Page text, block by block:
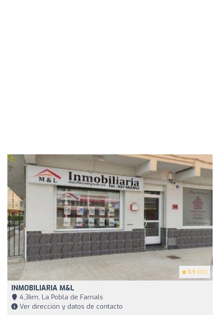
3.5 (60)
INMOBILIARIA M&L
4,3km, La Pobla de Farnals
Ver dirección y datos de contacto